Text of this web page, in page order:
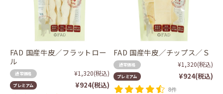
FAD 国産牛皮／フラットロー
ル
通常価格 ¥1,320(税込)
プレミアム ¥924(税込)
FAD 国産牛皮／チップス／Ｓ
通常価格 ¥1,320(税込)
プレミアム ¥924(税込)
8件